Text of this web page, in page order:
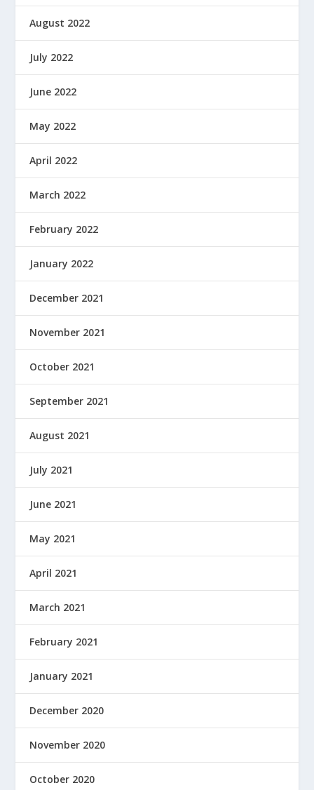
August 2022
July 2022
June 2022
May 2022
April 2022
March 2022
February 2022
January 2022
December 2021
November 2021
October 2021
September 2021
August 2021
July 2021
June 2021
May 2021
April 2021
March 2021
February 2021
January 2021
December 2020
November 2020
October 2020